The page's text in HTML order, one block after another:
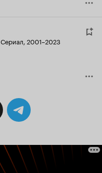
Сериал, 2001–2023